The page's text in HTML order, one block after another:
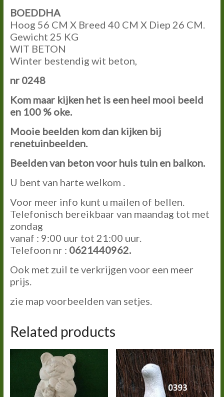
BOEDDHA
Hoog 56 CM X Breed 40 CM X Diep 26 CM.
Gewicht 25 KG
WIT BETON
Winter bestendig wit beton,
nr 0248
Kom maar kijken het is een heel mooi beeld
en 100 % oke.
Mooie beelden kom dan kijken bij
renetuinbeelden.
Beelden van beton voor huis tuin en balkon.
U bent van harte welkom .
Voor meer info kunt u mailen of bellen.
Telefonisch bereikbaar van maandag tot met
zondag
vanaf : 9:00 uur tot 21:00 uur.
Telefoon nr : 0621440962.
Ook met zuil te verkrijgen voor een meer
prijs.
zie map voorbeelden van setjes.
Related products